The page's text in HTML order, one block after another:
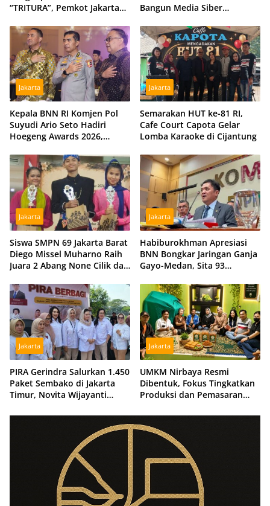
“TRITURA”, Pemkot Jakarta
Bangun Media Siber
Jakarta
Kepala BNN RI Komjen Pol
Suyudi Ario Seto Hadiri
Hoegeng Awards 2026,
Sinergi dengan Polri
Jakarta
Semarakan HUT ke-81 RI,
Cafe Court Capota Gelar
Lomba Karaoke di Cijantung
Jakarta
Siswa SMPN 69 Jakarta Barat
Diego Missel Muharno Raih
Juara 2 Abang None Cilik dan
Jakarta
Habiburokhman Apresiasi
BNN Bongkar Jaringan Ganja
Gayo-Medan, Sita 93
Jakarta
PIRA Gerindra Salurkan 1.450
Paket Sembako di Jakarta
Timur, Novita Wijayanti
Prabowo
Jakarta
UMKM Nirbaya Resmi
Dibentuk, Fokus Tingkatkan
Produksi dan Pemasaran